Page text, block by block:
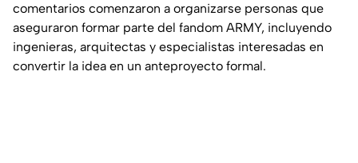
comentarios comenzaron a organizarse personas que
aseguraron formar parte del fandom ARMY, incluyendo
ingenieras, arquitectas y especialistas interesadas en
convertir la idea en un anteproyecto formal.